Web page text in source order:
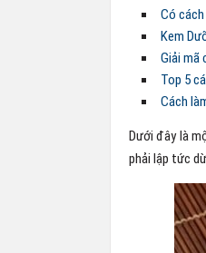
Có
Kem
Giải mã
Top 5
Cách
Dưới đây là
phải lập tức